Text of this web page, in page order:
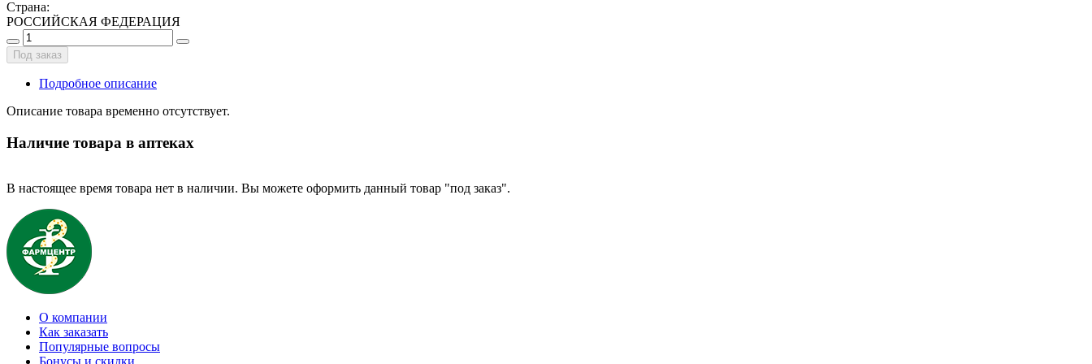
Страна:
РОССИЙСКАЯ ФЕДЕРАЦИЯ
Под заказ
Подробное описание
Описание товара временно отсутствует.
Наличие товара в аптеках
В настоящее время товара нет в наличии. Вы можете оформить данный товар "под заказ".
О компании
Как заказать
Популярные вопросы